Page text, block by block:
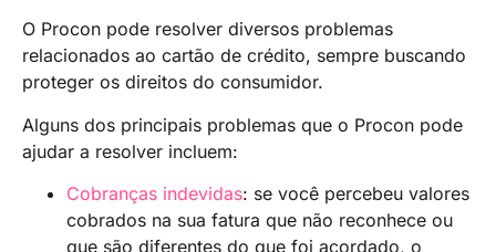
O Procon pode resolver diversos problemas
relacionados ao cartão de crédito, sempre buscando
proteger os direitos do consumidor.
Alguns dos principais problemas que o Procon pode
ajudar a resolver incluem:
Cobranças indevidas: se você percebeu valores
cobrados na sua fatura que não reconhece ou
que são diferentes do que foi acordado, o